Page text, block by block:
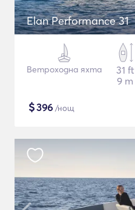
Elan Performance 31
Ветроходна яхта
31 ft
9 m
$396 /нощ